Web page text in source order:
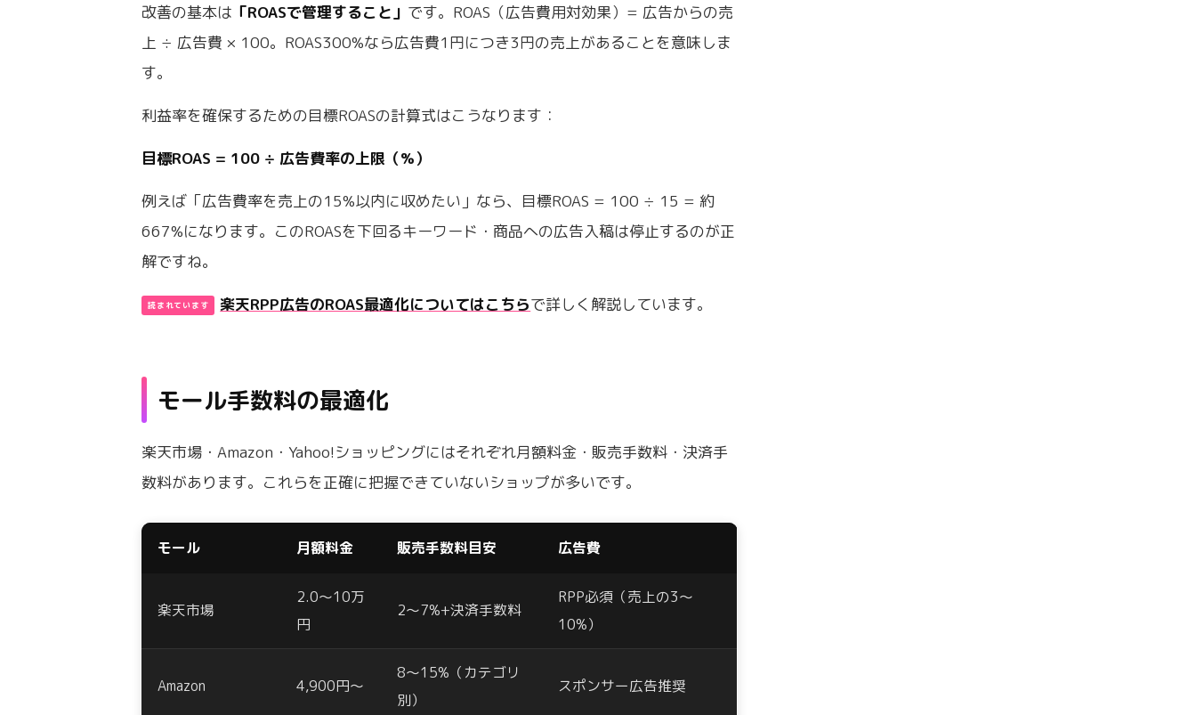
改善の基本は 「ROASで管理すること」 です。ROAS（広告費用対効果）= 広告からの売
上 ÷ 広告費 × 100。ROAS300%なら広告費1円につき3円の売上があることを意味しま
す。
利益率を確保するための目標ROASの計算式はこうなります：
目標ROAS = 100 ÷ 広告費率の上限（%）
例えば「広告費率を売上の15%以内に収めたい」なら、目標ROAS = 100 ÷ 15 = 約
667%になります。このROASを下回るキーワード・商品への広告入稿は停止するのが正
解ですね。
楽天RPP広告のROAS最適化についてはこちらで詳しく解説しています。
モール手数料の最適化
楽天市場・Amazon・Yahoo!ショッピングにはそれぞれ月額料金・販売手数料・決済手
数料があります。これらを正確に把握できていないショップが多いです。
モール 月額料金 販売手数料目安 広告費
楽天市場
2.0〜10万
円
2〜7%+決済手数料
RPP必須（売上の3〜
10%）
Amazon 4,900円〜
8〜15%（カテゴリ
別）
スポンサー広告推奨